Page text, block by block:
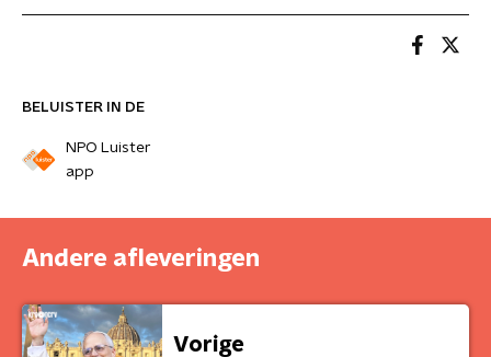
BELUISTER IN DE
NPO Luister
app
Andere afleveringen
Vorige